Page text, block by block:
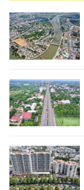
Media Thể
Media Giáo
Media Khoa
Media Môi
Ảnh
Infographic